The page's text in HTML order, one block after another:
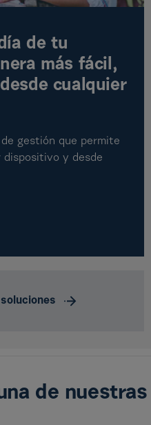
de tu
más fácil,
cualquier
gestión que permite
dispositivo y desde
de nuestras